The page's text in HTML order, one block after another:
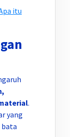
itu
.
yang
bata